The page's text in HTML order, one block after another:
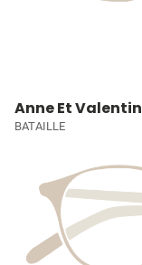
Anne Et Valentin
BATAILLE